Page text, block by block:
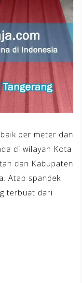
per meter dan
di wilayah Kota
dan Kabupaten
Atap spandek
terbuat dari